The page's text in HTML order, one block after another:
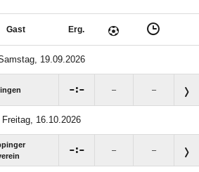
Gast Erg.
19.09.2026
: – –
Freitag, 16.10.2026
: – –